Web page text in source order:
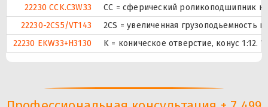
22230 CCK.C3W33
CC = сферический роликоподшипник
22230-2CS5/VT143
2CS = увеличенная
22230 EKW33+H3130
K = коническое отверстие, конус